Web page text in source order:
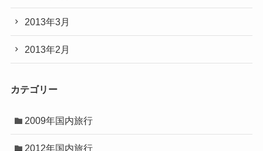
2013年3月
2013年2月
カテゴリー
2009年国内旅行
2012年国内旅行